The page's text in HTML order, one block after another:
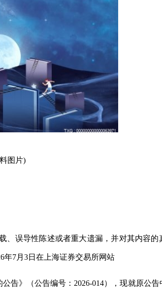
图片)
、误导性陈述或者重大遗漏，并对其内容的
年7月3日在上海证券交易所网站
公告》（公告编号：2026-014），现就原公